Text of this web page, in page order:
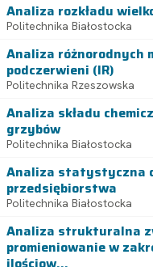
Analiza rozkładu
Politechnika Białostocka
Analiza różnorodnych
podczerwieni (IR)
Politechnika Rzeszowska
Analiza składu
grzybów
Politechnika Białostocka
Analiza statystyczna
przedsiębiorstwa
Politechnika Białostocka
Analiza strukturalna
promieniowanie w